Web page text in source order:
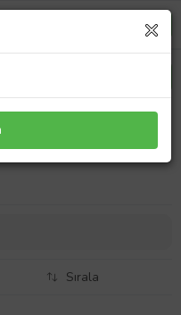
Beşik Portatif Bebek
Sırala